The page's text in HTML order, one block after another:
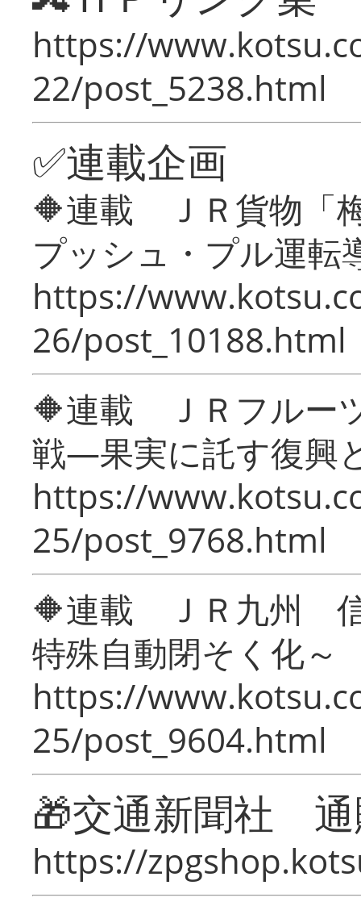
https://
22/post_5238.html
✅連載企画
🔶連載 ＪＲ貨物「
プッシュ・プル運転
https://
26/post_10188.html
🔶連載 ＪＲフルー
戦―果実に託す復興
https://
25/post_9768.html
🔶連載 ＪＲ九州 信
特殊自動閉そく化～
https://
25/post_9604.html
🎁交通新聞社
https://